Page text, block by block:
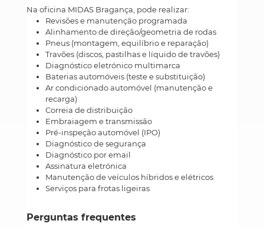
Na oficina MIDAS Bragança, pode realizar:
Revisões e manutenção programada
Alinhamento de direção/geometria de rodas
Pneus (montagem, equilíbrio e reparação)
Travões (discos, pastilhas e líquido de travões)
Diagnóstico eletrónico multimarca
Baterias automóveis (teste e substituição)
Ar condicionado automóvel (manutenção e
recarga)
Correia de distribuição
Embraiagem e transmissão
Pré-inspeção automóvel (IPO)
Diagnóstico de segurança
Diagnóstico por email
Assinatura eletrónica
Manutenção de veículos híbridos e elétricos
Serviços para frotas ligeiras
Perguntas frequentes